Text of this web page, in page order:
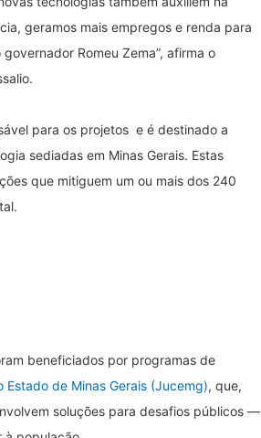
geramos mais empregos e renda para
Romeu Zema”, afirma o
para os projetos e é destinado a
sediadas em Minas Gerais. Estas
que mitiguem um ou mais dos 240
beneficiados por programas de
Estado de Minas Gerais (Jucemg), que,
soluções para desafios públicos —